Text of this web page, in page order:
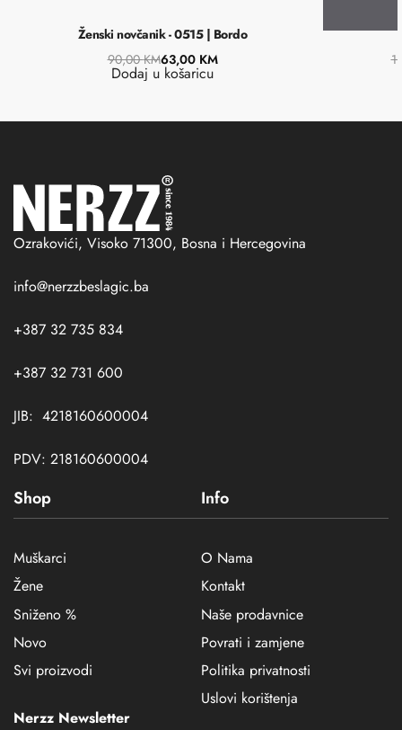
Ženski novčanik - 0515 | Bordo
90,00KM63,00 KM
Dodaj u košaricu
Ozrakovići, Visoko 71300, Bosna i Hercegovina
info@nerzzbeslagic.ba
+387 32 735 834
+387 32 731 600
JIB: 4218160600004
PDV: 218160600004
Shop
Muškarci
Žene
Sniženo %
Novo
Svi proizvodi
Info
O Nama
Kontakt
Naše prodavnice
Povrati i zamjene
Politika privatnosti
Uslovi korištenja
Nerzz Newsletter